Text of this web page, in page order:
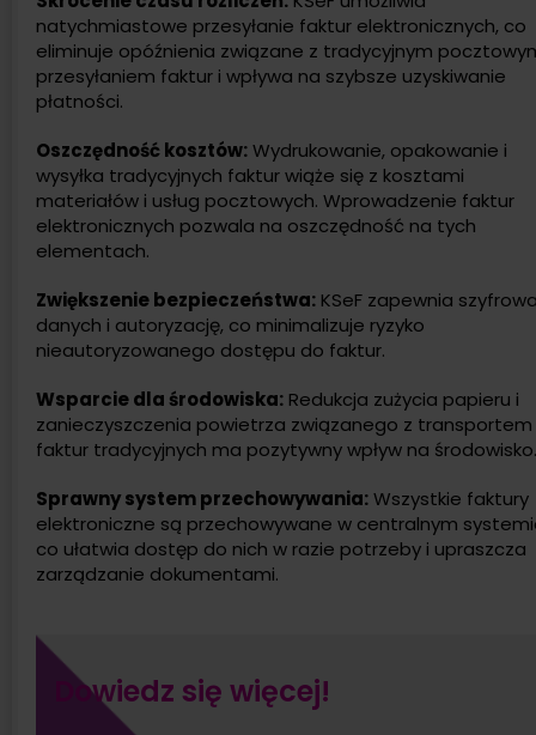
natychmiastowe przesyłanie faktur elektronicznych, co
eliminuje opóźnienia związane z tradycyjnym
przesyłaniem faktur i wpływa na szybsze uzyskiwanie
płatności.
Oszczędność kosztów:Wydrukowanie, opakowanie i
wysyłka tradycyjnych faktur wiąże się z kosztami
materiałów i usług pocztowych. Wprowadzenie faktur
elektronicznych pozwala na oszczędność na tych
elementach.
Zwiększenie bezpieczeństwa:KSeF zapewnia
danych i autoryzację, co minimalizuje ryzyko
nieautoryzowanego dostępu do faktur.
Wsparcie dla środowiska:Redukcja zużycia papieru i
zanieczyszczenia powietrza związanego z transportem
faktur tradycyjnych ma pozytywny wpływ na środowisko.
Sprawny system przechowywania:Wszystkie faktury
elektroniczne są przechowywane w centralnym
co ułatwia dostęp do nich w razie potrzeby i upraszcza
zarządzanie dokumentami.
Dowiedz się więcej!